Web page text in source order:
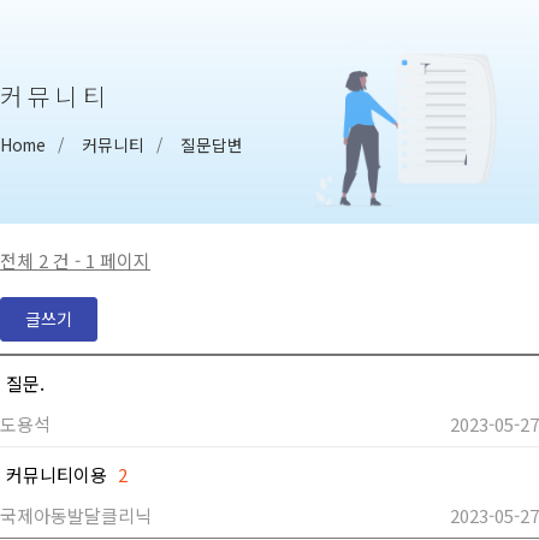
커뮤니티
Home 커뮤니티 질문답변
전체 2 건 - 1 페이지
글쓰기
질문.
도용석
2023-05-27
커뮤니티이용 2
국제아동발달클리닉
2023-05-27